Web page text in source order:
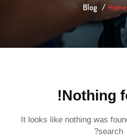
Home
Blog
Nothing
It looks like nothing was
search?